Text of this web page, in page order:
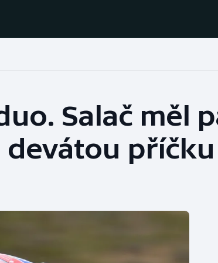
Jezdectví
Judo
Lezení
Rychlobruslení
Rychlostní
kanoistika
Sportovní střelba
Salač měl
devátou příčku